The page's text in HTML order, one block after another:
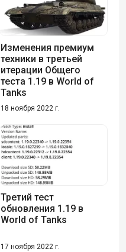
Изменения премиум
техники в третьей
итерации Общего
теста 1.19 в World of
Tanks
18 ноября 2022 г.
Третий тест
обновления 1.19 в
World of Tanks
17 ноября 2022 г.